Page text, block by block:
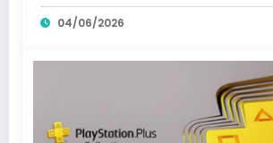
04/06/2026